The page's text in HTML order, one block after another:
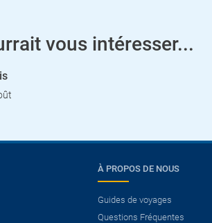
vous intéresser...
À PROPOS DE NOUS
Guides de voyages
Questions Fréquentes